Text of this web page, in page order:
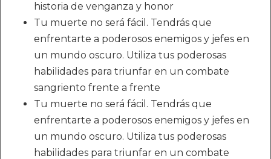
historia de venganza y honor
Tu muerte no será fácil. Tendrás que
enfrentarte a poderosos enemigos y jefes en
un mundo oscuro. Utiliza tus poderosas
habilidades para triunfar en un combate
sangriento frente a frente
Tu muerte no será fácil. Tendrás que
enfrentarte a poderosos enemigos y jefes en
un mundo oscuro. Utiliza tus poderosas
habilidades para triunfar en un combate